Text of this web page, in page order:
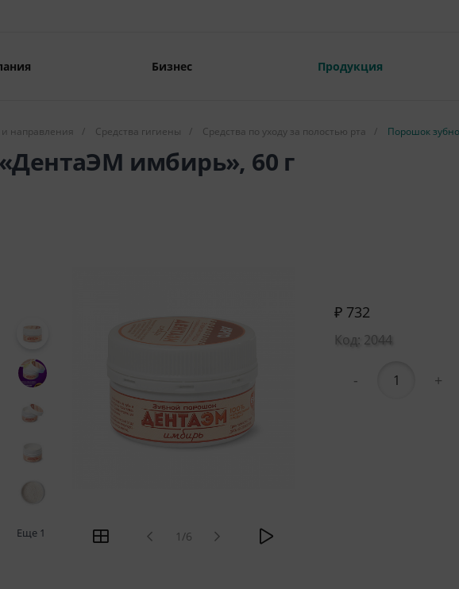
Бизнес Продукция
направления / Средства гигиены / Средства по уходу за полостью рта / Порошок
имбирь», 60 г
Еще 1 1/6
₽ 732
Код: 2044
- +